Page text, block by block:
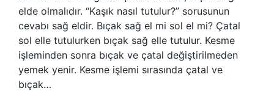
elde olmalıdır. “Kaşık nasıl tutulur?” sorusunun
cevabı sağ eldir. Bıçak sağ el mi sol el mi? Çatal
sol elle tutulurken bıçak sağ elle tutulur. Kesme
işleminden sonra bıçak ve çatal değiştirilmeden
yemek yenir. Kesme işlemi sırasında çatal ve
bıçak…